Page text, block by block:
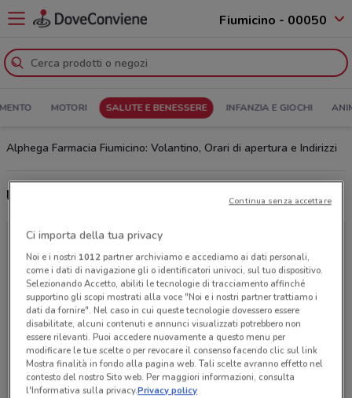
Fiumicino - 00050
MOTORI SALUTE E BENESSERE INFANZIA E GIOCHI
Alphega Farmacia Fiumicino: Volantino, Orari di apertura e Indirizzi
Ultime offerte del volantino Alphega Farmacia
Ci importa della tua privacy
Noi e i nostri 1012partner archiviamo e accediamo ai dati personali,
come i dati di navigazione gli o identificatori univoci, sul tuo dispositivo.
Selezionando Accetto, abiliti le tecnologie di tracciamento affinché
supportino gli scopi mostrati alla voce "Noi e i nostri partner trattiamo i
dati da fornire". Nel caso in cui queste tecnologie dovessero essere
disabilitate, alcuni contenuti e annunci visualizzati potrebbero non
essere rilevanti. Puoi accedere nuovamente a questo menu per
modificare le tue scelte o per revocare il consenso facendo clic sul link
Mostra finalità in fondo alla pagina web. Tali scelte avranno effetto nel
contesto del nostro Sito web. Per maggiori informazioni, consulta
l'Informativa sulla privacy.Privacy policy
Continua senza accettare